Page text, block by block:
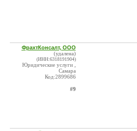
ФрахтКонсалт, ООО
(удалена)
(ИНН:6318191904)
Юридические услуги ,
Самара
Код:2899686
#9